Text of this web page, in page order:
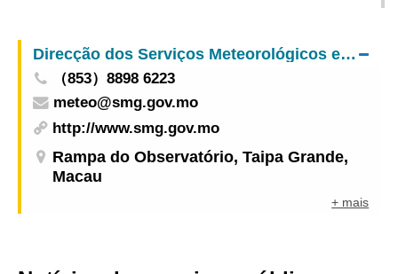
Direcção dos Serviços Meteorológicos e Geofísicos
（853）8898 6223
meteo@smg.gov.mo
http://www.smg.gov.mo
Rampa do Observatório, Taipa Grande,
Macau
+ mais